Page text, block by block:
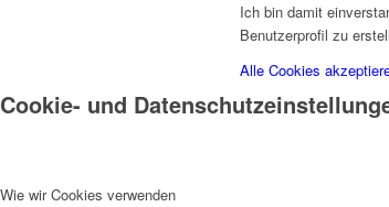
Ich bin damit
Benutzerprofil zu
Alle Cookies
Cookie- und
Wie wir Cookies verwenden